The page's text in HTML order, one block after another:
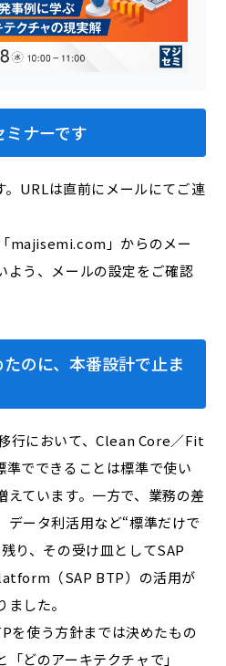
ナーです
URLは直前にメールにてご連
majisemi.com」からのメー
よう、メールの設定をご確認
のに、本番設計で止ま
行において、Clean Core／Fit
でできることは標準で使い
ています。一方で、業務の差
データ利活用など“標準だけで
り、その受け皿としてSAP
（SAP BTP）の活用が
した。
を使う方針までは決めたもの
どのアーキテクチャで」